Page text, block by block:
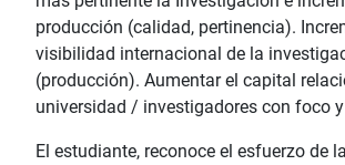
producción (calidad, pertinencia).
visibilidad internacional de la
(producción). Aumentar el capital
universidad / investigadores con foco
El estudiante, reconoce el esfuerzo de